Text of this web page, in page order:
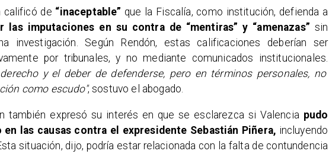
calificó de “inaceptable” que la Fiscalía, como institución, defienda a
las imputaciones en su contra de “mentiras” y “amenazas” sin
investigación. Según Rendón, estas calificaciones deberían ser
por tribunales, y no mediante comunicados institucionales.
y el deber de defenderse, pero en términos personales, no
como escudo", sostuvo el abogado.
también expresó su interés en que se esclarezca si Valencia pudo
en las causas contra el expresidente Sebastián Piñera, incluyendo
situación, dijo, podría estar relacionada con la falta de contundencia